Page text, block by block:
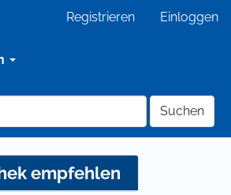
Registrieren Einloggen
Suchen
empfehlen